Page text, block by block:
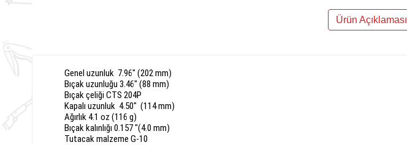
Ürün Açıklaması
Genel uzunluk 7.96" (202mm)
Bıçakuzunluğu 3.46" (88 mm)
Bıçakçeliği CTS 204P
Kapalı uzunluk 4.50" (114mm)
Ağırlık 4.1 oz (116 g)
Bıçakkalınlığı 0.157"(4.0 mm)
Tutacakmalzeme G-10